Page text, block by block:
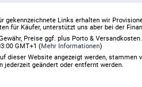
gekennzeichnete Links erhalten wir
für Käufer, unterstützt uns aber bei der
Preise ggf. plus Porto & Versandkosten.
GMT+1 (Mehr Informationen)
dieser Website angezeigt werden, stammen
jederzeit geändert oder entfernt werden.